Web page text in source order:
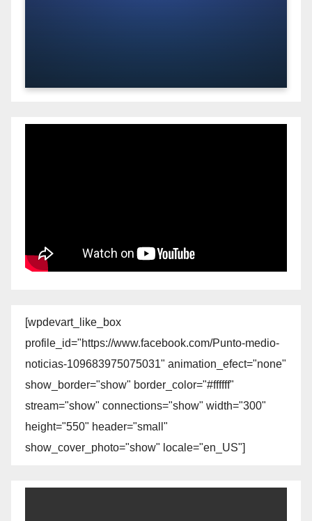
[wpdevart_like_box
profile_id="https://www.facebook.com/Punto-medio-
noticias-109683975075031" animation_efect="none"
show_border="show" border_color="#ffffff"
stream="show" connections="show" width="300"
height="550" header="small"
show_cover_photo="show" locale="en_US"]